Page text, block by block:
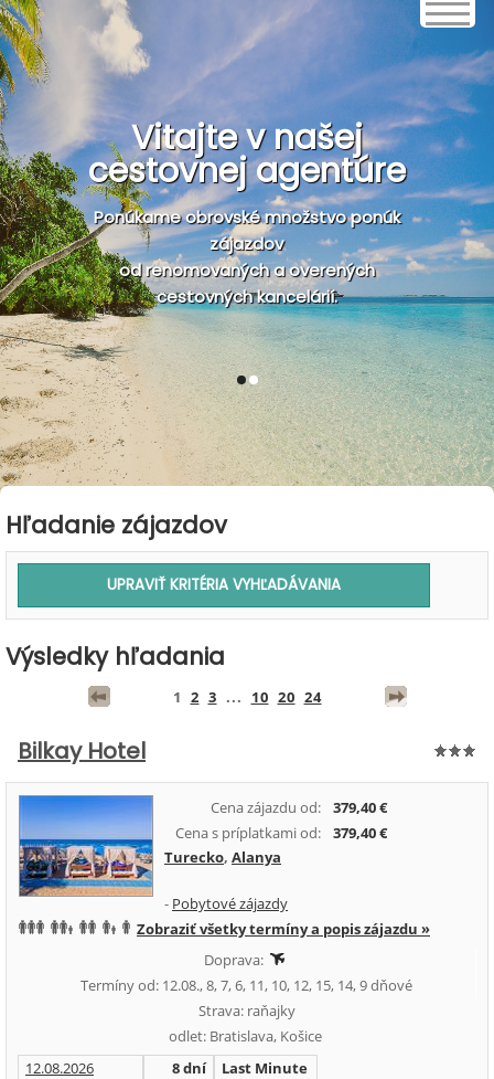
Vitajte v našej
cestovnej agentúre
Ponúkame obrovské množstvo ponúk
zájazdov
od renomovaných a overených
cestovných kancelárií.
1 2
Hľadanie zájazdov
Výsledky hľadania
1 2 3 ... 10 20 24
Bilkay Hotel
Cena zájazdu od:
379,40 €
Cena s príplatkami od:
379,40 €
Turecko, Alanya
- Pobytové zájazdy
Zobraziť všetky termíny a popis zájazdu »
Doprava:
Termíny od: 12.08., 8, 7, 6, 11, 10, 12, 15, 14, 9 dňové
Strava: raňajky
odlet: Bratislava, Košice
12.08.2026
8 dní
Last Minute